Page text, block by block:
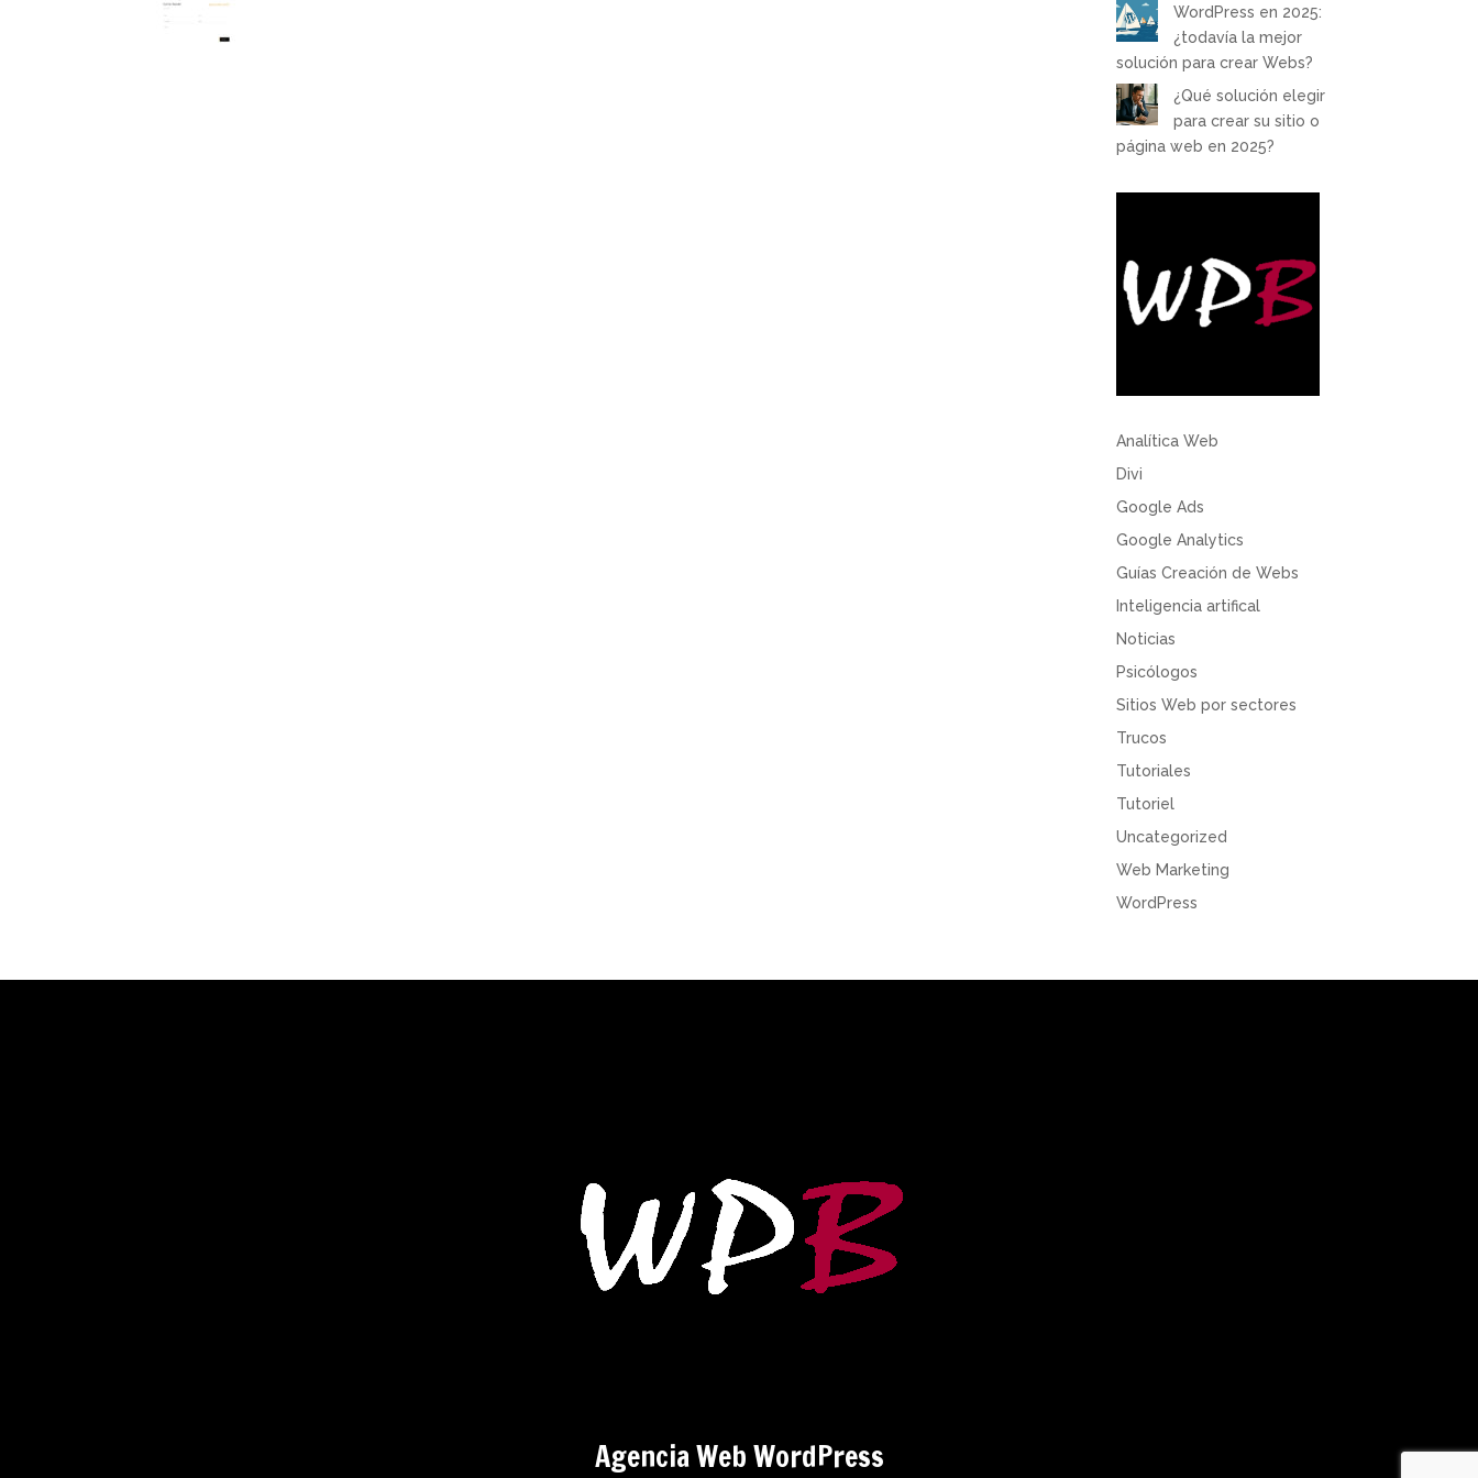
WordPress en 2025:
¿todavía la mejor
solución para crear Webs?
¿Qué solución elegir
para crear su sitio o
página web en 2025?
Analítica Web
Divi
Google Ads
Google Analytics
Guías Creación de Webs
Inteligencia artifical
Noticias
Psicólogos
Sitios Web por sectores
Trucos
Tutoriales
Tutoriel
Uncategorized
Web Marketing
WordPress
Agencia Web WordPress